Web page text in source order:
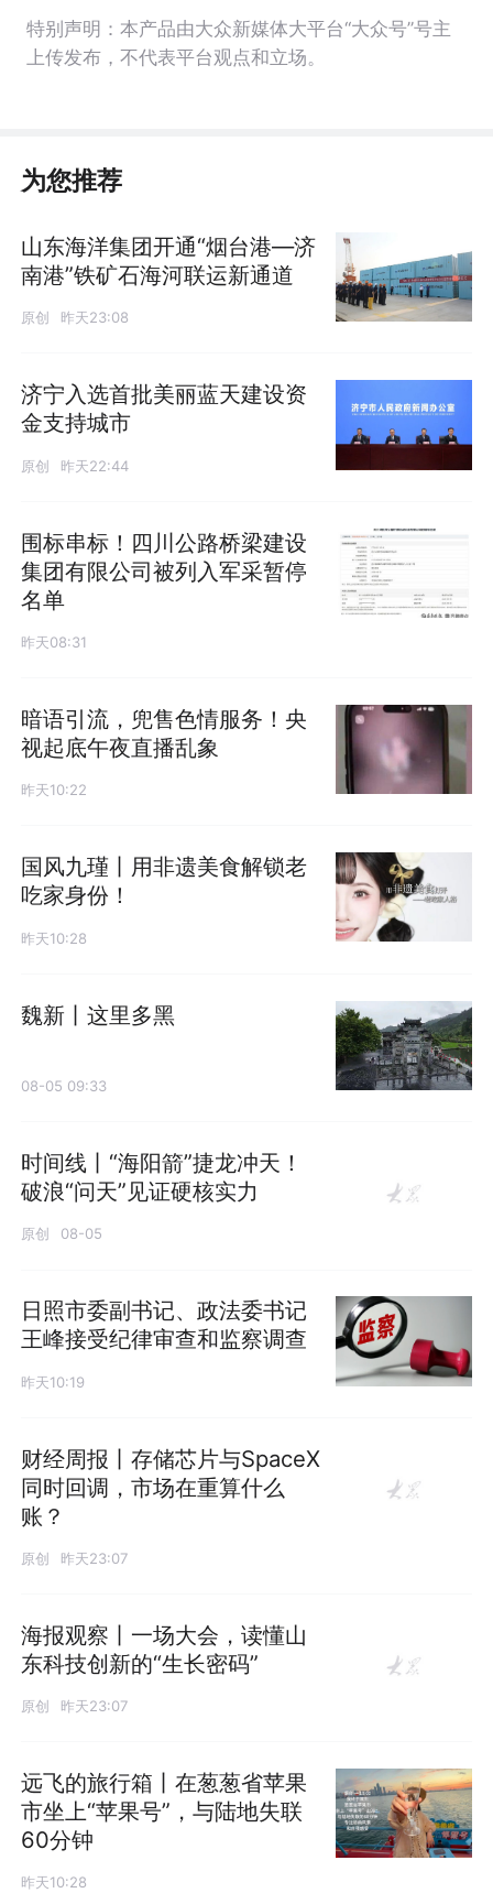
特别声明：本产品由大众新媒体大平台“大众号”号主
上传发布，不代表平台观点和立场。
为您推荐
山东海洋集团开通“烟台港—济
南港”铁矿石海河联运新通道
原创 昨天23:08
济宁入选首批美丽蓝天建设资
金支持城市
原创 昨天22:44
围标串标！四川公路桥梁建设
集团有限公司被列入军采暂停
名单
昨天08:31
暗语引流，兜售色情服务！央
视起底午夜直播乱象
昨天10:22
国风九瑾丨用非遗美食解锁老
吃家身份！
昨天10:28
魏新丨这里多黑
08-05 09:33
时间线丨“海阳箭”捷龙冲天！
破浪“问天”见证硬核实力
原创 08-05
日照市委副书记、政法委书记
王峰接受纪律审查和监察调查
昨天10:19
财经周报丨存储芯片与SpaceX
同时回调，市场在重算什么
账？
原创 昨天23:07
海报观察丨一场大会，读懂山
东科技创新的“生长密码”
原创 昨天23:07
远飞的旅行箱丨在葱葱省苹果
市坐上“苹果号”，与陆地失联
60分钟
昨天10:28